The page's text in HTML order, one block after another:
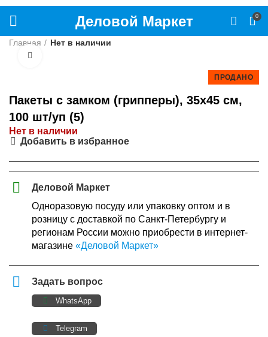
Деловой Маркет 0
Главная Нет в наличии
ПРОДАНО
Пакеты с замком (грипперы), 35х45 см,
100 шт/уп (5)
Нет в наличии
Добавить в избранное
Деловой Маркет
Одноразовую посуду или упаковку оптом и в
розницу с доставкой по Санкт-Петербургу и
регионам России можно приобрести в интернет-
магазине «Деловой Маркет»
Задать вопрос
WhatsApp
Telegram